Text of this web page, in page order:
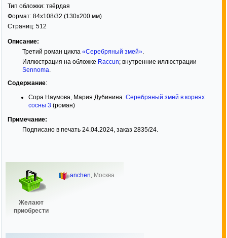
Тип обложки: твёрдая
Формат: 84x108/32 (130x200 мм)
Страниц: 512
Описание:
Третий роман цикла «Серебряный змей».
Иллюстрация на обложке Raccun; внутренние иллюстрации
Sennoma
Содержание:
Сора Наумова, Мария Дубинина. Серебряный змей в корнях
сосны 3 (роман)
Примечание:
Подписано в печать 24.04.2024, заказ 2835/24.
Желают
приобрести
anchen, Москва